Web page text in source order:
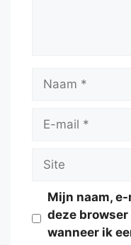
Naam
Site
Mijn naam,
deze
wanneer ik